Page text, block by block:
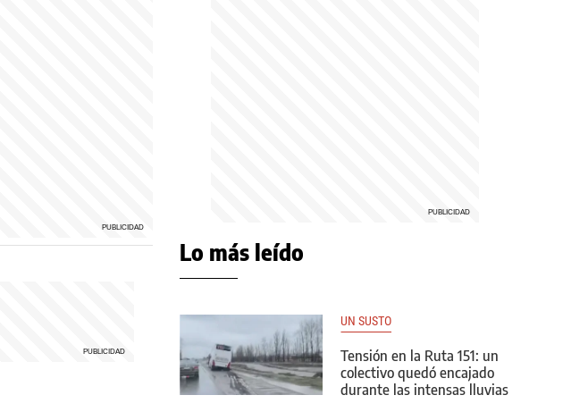
Lo más leído
UN SUSTO
Tensión en la Ruta 151: un
colectivo quedó encajado
durante las intensas lluvias